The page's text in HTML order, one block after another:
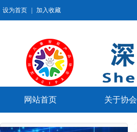
设为首页 加入收藏
网站首页 关于协会